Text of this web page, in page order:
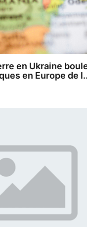
en Ukraine
en Europe de